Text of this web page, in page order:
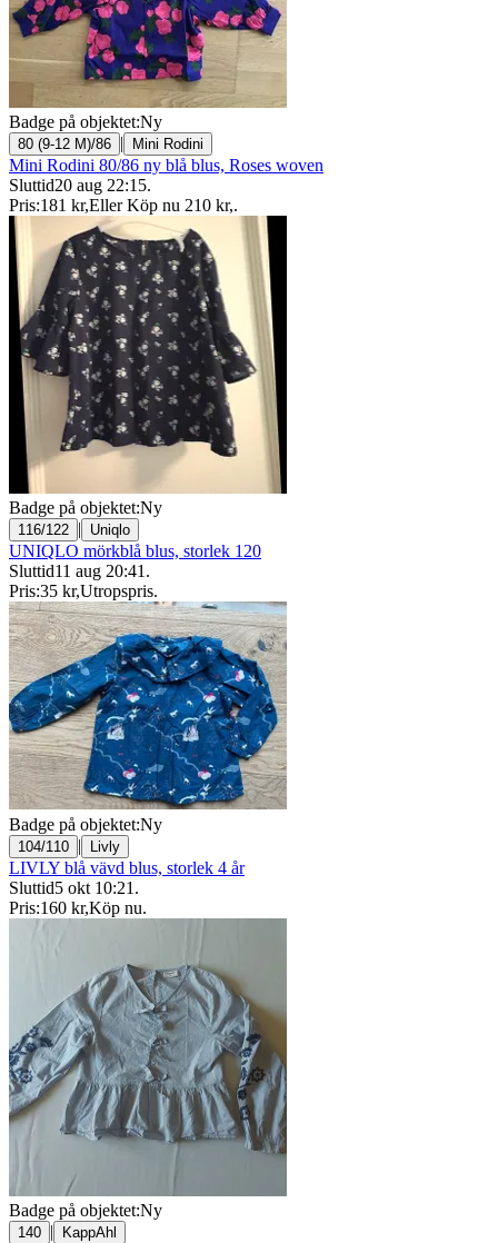
Badge på objektet:Ny
80 (9-12 M)/86 | Mini Rodini
Mini Rodini 80/86 ny blå blus, Roses woven
Sluttid20 aug 22:15.
Pris:181 kr,Eller Köp nu 210 kr,.
Badge på objektet:Ny
116/122 | Uniqlo
UNIQLO mörkblå blus, storlek 120
Sluttid11 aug 20:41 .
Pris:35 kr,Utropspris.
Badge på objektet:Ny
104/110 | Livly
LIVLY blå vävd blus, storlek 4 år
Sluttid5 okt 10:21 .
Pris:160 kr,Köp nu.
Badge på objektet:Ny
140 | KappAhl